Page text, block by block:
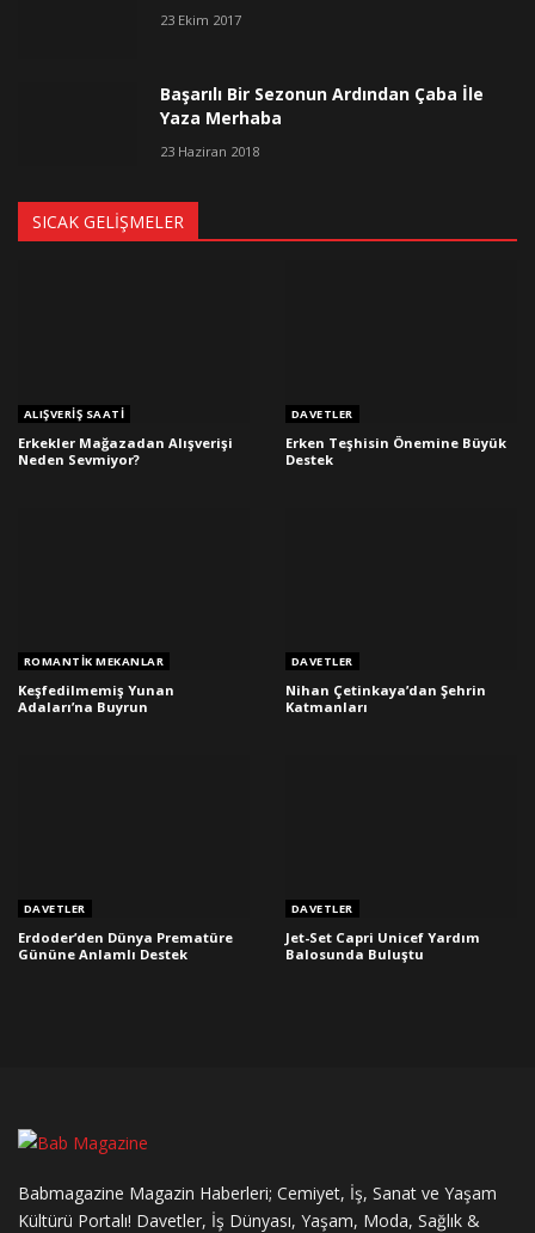
23 Ekim 2017
Başarılı Bir Sezonun Ardından Çaba İle
Yaza Merhaba
23 Haziran 2018
SICAK GELIŞMELER
ALIŞVERIŞ SAATI
Erkekler Mağazadan Alışverişi
Neden Sevmiyor?
DAVETLER
Erken Teşhisin Önemine Büyük
Destek
ROMANTIK MEKANLAR
Keşfedilmemiş Yunan
Adaları’na Buyrun
DAVETLER
Nihan Çetinkaya’dan Şehrin
Katmanları
DAVETLER
Erdoder’den Dünya Prematüre
Gününe Anlamlı Destek
DAVETLER
Jet-Set Capri Unicef Yardım
Balosunda Buluştu
Babmagazine Magazin Haberleri; Cemiyet, İş, Sanat ve Yaşam
Kültürü Portalı! Davetler, İş Dünyası, Yaşam, Moda, Sağlık &